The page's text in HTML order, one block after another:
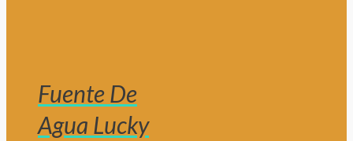
Fuente De
Agua Lucky